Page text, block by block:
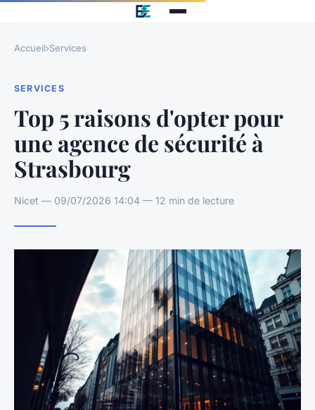
Accueil›Services
SERVICES
Top 5 raisons d'opter pour
une agence de sécurité à
Strasbourg
Nicet — 09/07/2026 14:04 — 12 min de lecture